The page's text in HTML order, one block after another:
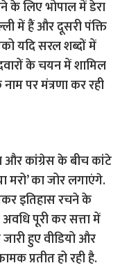
के लिए भोपाल में डेरा
में हैं और दूसरी पंक्ति
यदि सरल शब्दों में
के चयन में शामिल
नाम पर मंत्रणा कर रही
और कांग्रेस के बीच कांटे
मरो’ का जोर लगाएंगे.
इतिहास रचने के
पूरी कर सत्ता में
हुए वीडियो और
प्रतीत हो रही है.